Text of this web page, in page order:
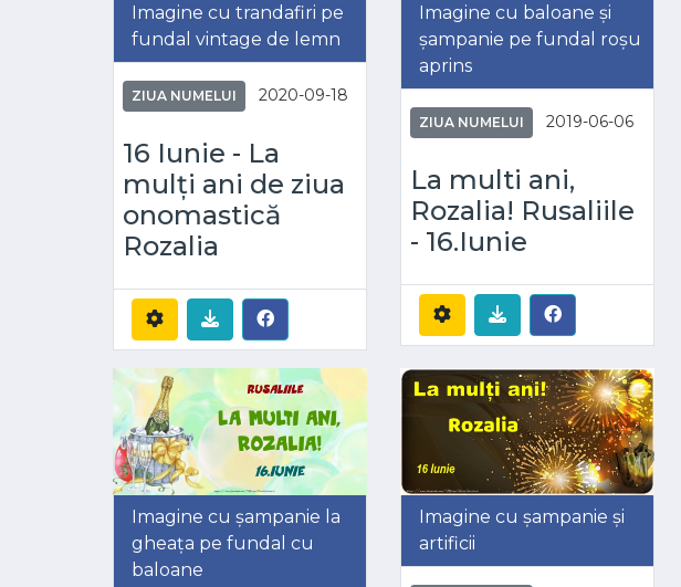
Imagine cu trandafiri pe
fundal vintage de lemn
ZIUA NUMELUI 2020-09-18
16 Iunie - La
mulți ani de ziua
onomastică
Rozalia
Imagine cu baloane și
șampanie pe fundal roșu
aprins
ZIUA NUMELUI 2019-06-06
La multi ani,
Rozalia! Rusaliile
- 16.Iunie
Imagine cu șampanie la
gheața pe fundal cu
baloane
Imagine cu șampanie și
artificii